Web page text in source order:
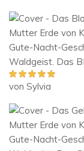
Gute-Nacht-
Waldgeist. Das
Bewertet mit
von Sylvia
Gute-Nacht-